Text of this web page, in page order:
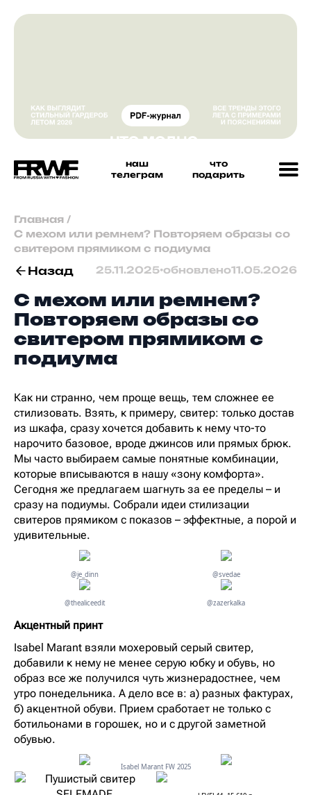
наш
телеграм
что
подарить
Главная /
С мехом или ремнем? Повторяем образы со
свитером прямиком с подиума
Назад 25.11.2025•обновлено11.05.2026
С мехом или ремнем?
Повторяем образы со
свитером прямиком с
подиума
Как ни странно, чем проще вещь, тем сложнее ее
стилизовать. Взять, к примеру, свитер: только достав
из шкафа, сразу хочется добавить к нему что-то
нарочито базовое, вроде джинсов или прямых брюк.
Мы часто выбираем самые понятные комбинации,
которые вписываются в нашу «зону комфорта».
Сегодня же предлагаем шагнуть за ее пределы – и
сразу на подиумы. Собрали идеи стилизации
свитеров прямиком с показов – эффектные, а порой и
удивительные.
@je_dinn @svedae
@thealiceedit @zazerkalka
Акцентный принт
Isabel Marant взяли мохеровый серый свитер,
добавили к нему не менее серую юбку и обувь, но
образ все же получился чуть жизнерадостнее, чем
утро понедельника. А дело все в: а) разных фактурах,
б) акцентной обуви. Прием сработает не только с
ботильонами в горошек, но и с другой заметной
обувью.
Isabel Marant FW 2025